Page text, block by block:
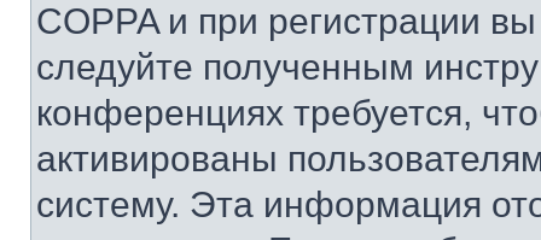
COPPA и при регистрации
следуйте полученным
конференциях требуется,
активированы
систему. Эта информация